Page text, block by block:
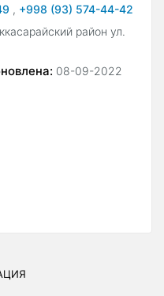
, +998 (93) 574-44-42
район ул.
08-09-2022